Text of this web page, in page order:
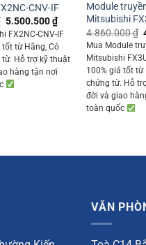
CNV-IF
Original
price
was:
6.253.200 ₫.
5.500.500₫Current
price
is:
5.500.500 ₫.
FX2NC-CNV-IF
từ Hãng, Có
Hỗ trợ kỹ thuật
hàng tận nơi
Module
Mitsubishi
4.860.000₫
Mua Module
Mitsubishi
100% giá tốt từ
chứng từ. Hỗ
đời và giao
toàn quốc
VĂN